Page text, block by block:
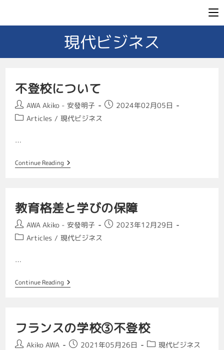
現代ビジネス
不登校について
AWA Akiko - 安發明子
2024年02月05日
Articles / 現代ビジネス
…
Continue Reading
教育格差と学びの保障
AWA Akiko - 安發明子
2023年12月29日
Articles / 現代ビジネス
…
Continue Reading
フランスの学校③不登校
Akiko AWA 2021年05月26日 現代ビジネス